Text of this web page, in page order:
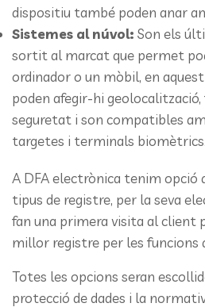
dispositiu també poden anar
Sistemes al núvol: Son els
sortit al marcat que permet
ordinador o un mòbil, en
poden afegir-hi
seguretat i son compatibles
targetes i terminals biomètrics.
A DFA electrònica tenim opció
tipus de registre, per la seva
fan una primera visita al client
millor registre per les funcions
Totes les opcions seran
protecció de dades i la